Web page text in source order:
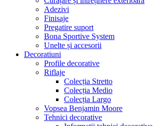
Adezivi
Finisaje
Pregatire suport
Bona Sportive System
Unelte și accesorii
Decoratiuni
Profile decorative
Riflaje
Colecția Stretto
Colecția Medio
Colecția Largo
Vopsea Benjamin Moore
Tehnici decorative